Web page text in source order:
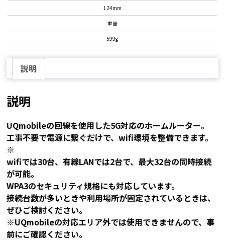
124mm
重量
599g
説明
説明
UQmobileの回線を使用した5G対応のホームルーター。
工事不要で電源に繋ぐだけで、wifi環境を整備できます。
※
wifiでは30台、有線LANでは2台で、最大32台の同時接続
が可能。
WPA3のセキュリティ規格にも対応しています。
接続台数が多いときや利用場所が固定されているときは、
ぜひご検討ください。
※UQmobileの対応エリア外では使用できませんので、事
前にご確認ください。